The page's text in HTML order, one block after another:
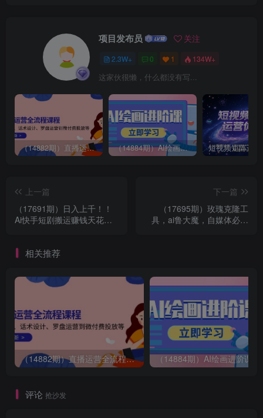
项目发布员 关注
2.3W+ 0 1 134W+
这家伙很懒，什么都没有写...
（14882期）直播运营全流程课程-5月更新：从起号、话术设计、罗盘运营到微付费投放等 （14884期）AI绘画进阶课，涵盖电商摄影等多领域，PS操作与AI工具使用全面教学
上一篇
（17691期）日入上千！！
Ai快手短剧搬运赚钱天花
下一篇
（17695期）玫瑰克隆工
具，ai鲁大魔，自媒体必备
相关推荐
（14882期）直播运营全流程课程-5月更新：从起号、话术设计、罗盘运营到微付费投放等
评论 抢沙发